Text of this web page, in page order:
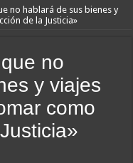
no hablará de sus bienes y
de la Justicia»
no
y viajes
como